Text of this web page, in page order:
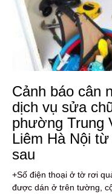
Cảnh báo cân
dịch vụ sửa
phường Trung
Liêm Hà Nội
sau
+Số điện thoại ở tờ rơi
được dán ở trên tường,